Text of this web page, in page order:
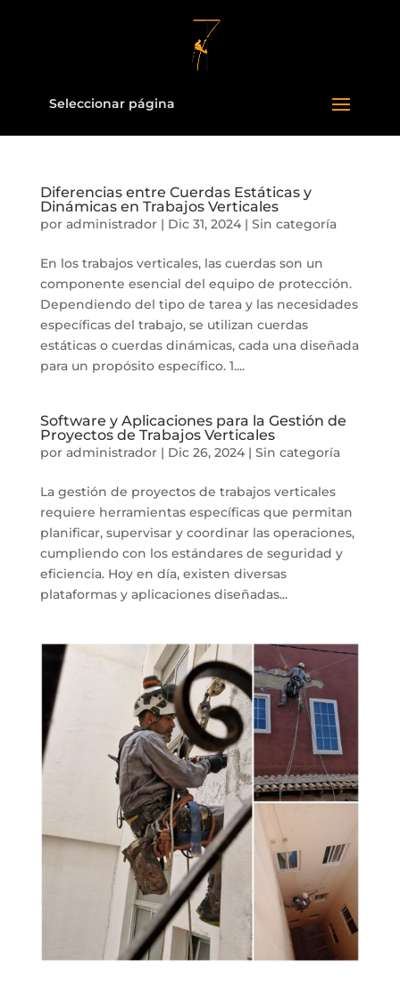
Seleccionar página
Diferencias entre Cuerdas Estáticas y
Dinámicas en Trabajos Verticales
por administrador| Dic 31, 2024| Sin categoría
En los trabajos verticales, las cuerdas son un
componente esencial del equipo de protección.
Dependiendo del tipo de tarea y las necesidades
específicas del trabajo, se utilizan cuerdas
estáticas o cuerdas dinámicas, cada una diseñada
para un propósito específico. 1....
Software y Aplicaciones para la Gestión de
Proyectos de Trabajos Verticales
por administrador| Dic 26, 2024| Sin categoría
La gestión de proyectos de trabajos verticales
requiere herramientas específicas que permitan
planificar, supervisar y coordinar las operaciones,
cumpliendo con los estándares de seguridad y
eficiencia. Hoy en día, existen diversas
plataformas y aplicaciones diseñadas...